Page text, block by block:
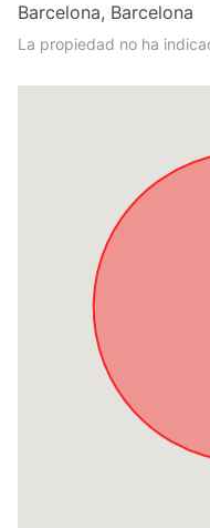
Barcelona, Barcelona
La propiedad no ha